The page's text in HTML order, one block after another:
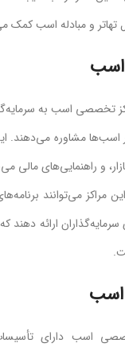
و مبادله اسب کمک
اسب
تخصصی اسب به
اسب‌ها مشاوره می‌دهند.
و راهنمایی‌های مالی
مراکز می‌توانند
ارائه دهند
اسب
اسب دارای